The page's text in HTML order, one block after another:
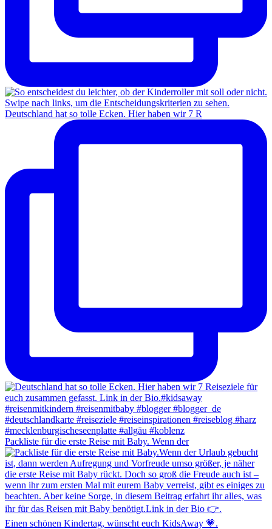
Deutschland hat so tolle Ecken. Hier haben wir 7 R
Packliste für die erste Reise mit Baby. Wenn der
Einen schönen Kindertag, wünscht euch KidsAway 💗.